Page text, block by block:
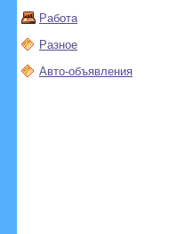
Работа
Разное
Авто-объявления